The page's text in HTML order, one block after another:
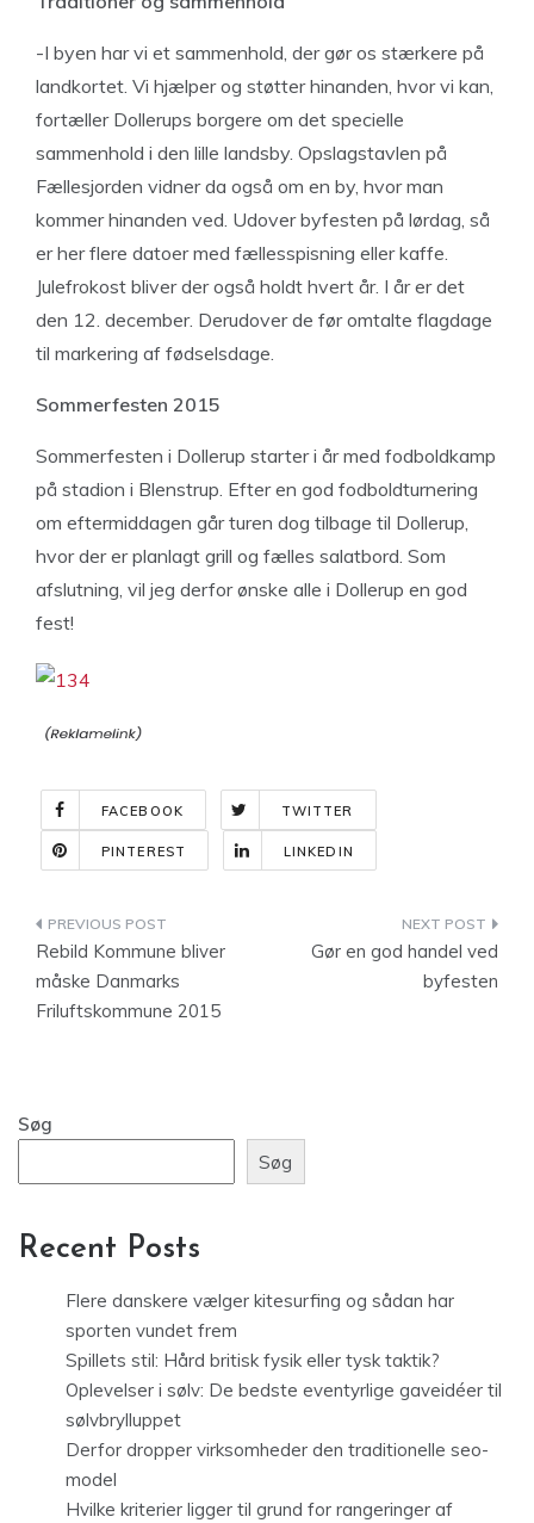
-I byen har vi et sammenhold, der gør os stærkere på
landkortet. Vi hjælper og støtter hinanden, hvor vi kan,
fortæller Dollerups borgere om det specielle
sammenhold i den lille landsby. Opslagstavlen på
Fællesjorden vidner da også om en by, hvor man
kommer hinanden ved. Udover byfesten på lørdag, så
er her flere datoer med fællesspisning eller kaffe.
Julefrokost bliver der også holdt hvert år. I år er det
den 12. december. Derudover de før omtalte flagdage
til markering af fødselsdage.
Sommerfesten 2015
Sommerfesten i Dollerup starter i år med fodboldkamp
på stadion i Blenstrup. Efter en god fodboldturnering
om eftermiddagen går turen dog tilbage til Dollerup,
hvor der er planlagt grill og fælles salatbord. Som
afslutning, vil jeg derfor ønske alle i Dollerup en god
fest!
FACEBOOK TWITTER
PINTEREST LINKEDIN
Indlægsnavigation
Rebild Kommune bliver
måske Danmarks
Friluftskommune 2015
Gør en god handel ved
byfesten
Søg
Søg
Recent Posts
Flere danskere vælger kitesurfing og sådan har
sporten vundet frem
Spillets stil: Hård britisk fysik eller tysk taktik?
Oplevelser i sølv: De bedste eventyrlige gaveidéer til
sølvbrylluppet
Derfor dropper virksomheder den traditionelle seo-
model
Hvilke kriterier ligger til grund for rangeringer af